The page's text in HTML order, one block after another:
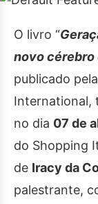
O livro “
novo cérebro
publicado
International,
no dia 07 de
do Shopping
de Iracy da
palestrante,